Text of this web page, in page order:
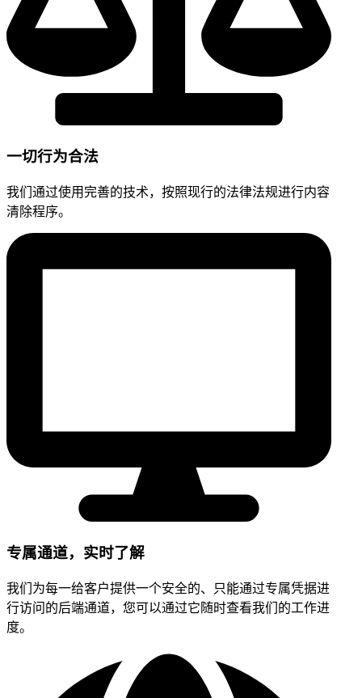
一切行为合法
我们通过使用完善的技术，按照现行的法律法规进行内容
清除程序。
专属通道，实时了解
我们为每一给客户提供一个安全的、只能通过专属凭据进
行访问的后端通道，您可以通过它随时查看我们的工作进
度。